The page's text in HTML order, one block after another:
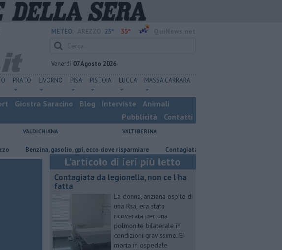
METEO: 23° 35°
Venerdì 07 Agosto 2026
PRATO LIVORNO PISA PISTOIA LUCCA MASSA CARRARA
Giostra Saracino Blog Interviste
Animali
Pubblicità
Contatti
VALDICHIANA VALTIBERINA
​Benzina, gasolio, gpl, ecco dove risparmiare Contagiata da legionella, non ce l'ha fatta
L'articolo di ieri più letto
Contagiata da legionella, non ce l'ha
fatta
La donna, anziana ospite di
una Rsa, era stata
ricoverata per una
polmonite bilaterale in
condizioni gravissime. E'
morta in ospedale